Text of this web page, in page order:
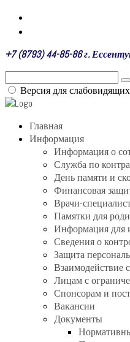
+7 (8793) 44-85-86 г.
Версия для слабовидящих
Главная
Информация
Информация о
Служба по
День памяти и
Финансовая
Врачи-
Памятки для
Информация для
Сведения о
Защита
Взаимодействие
Лицам с
Спонсорам и
Вакансии
Документы